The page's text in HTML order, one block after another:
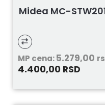
Midea MC-
MP cena:5.279,00
4.400,00 RSD